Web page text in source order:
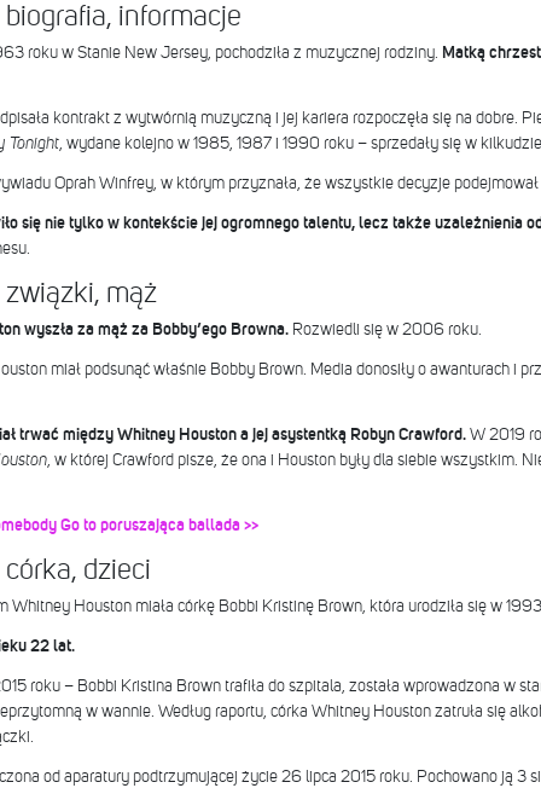
informacje
roku w Stanie New Jersey, pochodziła z muzycznej rodziny. Matką
kontrakt z wytwórnią muzyczną i jej kariera rozpoczęła się na dobre.
Tonight, wydane kolejno w 1985, 1987 i 1990 roku – sprzedały się w
Oprah Winfrey, w którym przyznała, że wszystkie decyzje
się nie tylko w kontekście jej ogromnego talentu, lecz także uzależnienia
mąż
wyszła za mąż za Bobby’ego Browna.Rozwiedli się w 2006 roku.
miał podsunąć właśnie Bobby Brown. Media donosiły o awanturach i
trwać między Whitney Houston a jej asystentką Robyn Crawford.W 2019
, w której Crawford pisze, że ona i Houston były dla siebie wszystkim.
Go to poruszająca ballada >>
dzieci
Whitney Houston miała córkę Bobbi Kristinę Brown, która urodziła się w
22 lat.
roku – Bobbi Kristina Brown trafiła do szpitala, została wprowadzona w
w wannie. Według raportu, córka Whitney Houston zatruła się
od aparatury podtrzymującej życie 26 lipca 2015 roku. Pochowano ją 3